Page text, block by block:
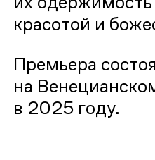
красотой и
Премьера
на
в 2025 году.